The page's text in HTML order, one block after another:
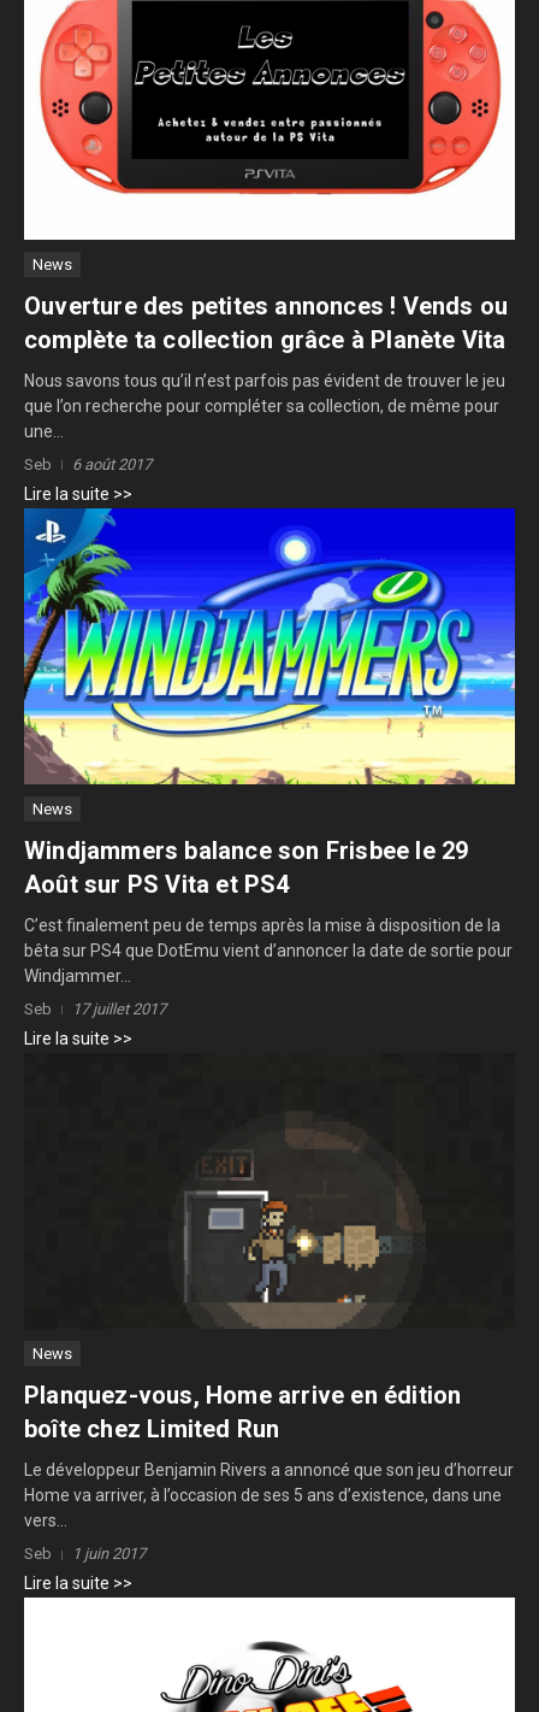
News
Ouverture des petites annonces ! Vends ou
complète ta collection grâce à Planète Vita
Nous savons tous qu’il n’est parfois pas évident de trouver le jeu
que l’on recherche pour compléter sa collection, de même pour
une...
Seb 6 août 2017
Lire la suite >>
News
Windjammers balance son Frisbee le 29
Août sur PS Vita et PS4
C’est finalement peu de temps après la mise à disposition de la
bêta sur PS4 que DotEmu vient d’annoncer la date de sortie pour
Windjammer...
Seb 17 juillet 2017
Lire la suite >>
News
Planquez-vous, Home arrive en édition
boîte chez Limited Run
Le développeur Benjamin Rivers a annoncé que son jeu d’horreur
Home va arriver, à l’occasion de ses 5 ans d’existence, dans une
vers...
Seb 1 juin 2017
Lire la suite >>